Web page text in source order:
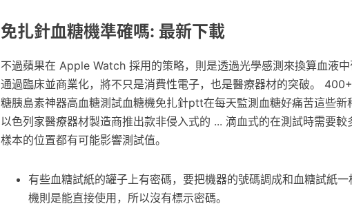
免扎針血糖機準確嗎: 最新下載
不過蘋果在 Apple Watch 採用的策略，則是透過光學感測來換算血液
通過臨床並商業化，將不只是消費性電子，也是醫療器材的突破。
糖胰島素神器高血糖測試血糖機免扎針ptt在每天監測血糖好痛苦這些新
以色列家醫療器材製造商推出款非侵入式的 ... 滴血式的在測試時需要
樣本的位置都有可能影響測試值。
有些血糖試紙的罐子上有密碼，要把機器的號碼調成和血糖試紙
機則是能直接使用，所以沒有標示密碼。